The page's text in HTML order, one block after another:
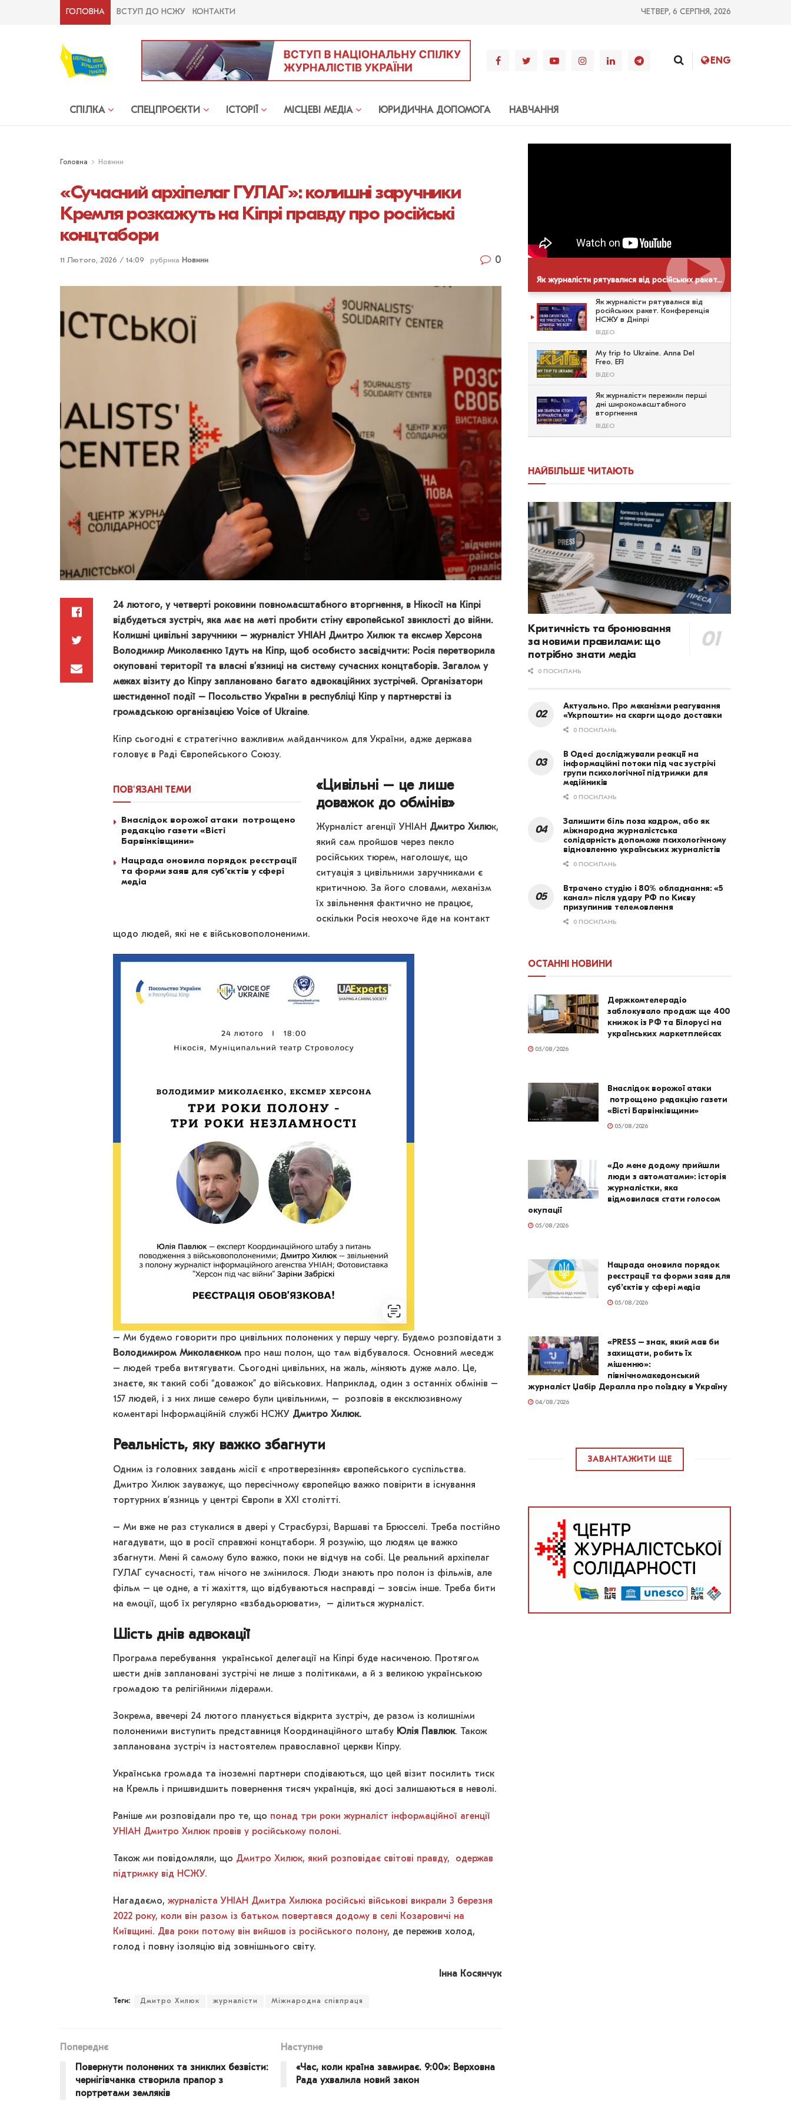
ГОЛОВНА ВСТУП ДО НСЖУ КОНТАКТИ ЧЕТВЕР, 6 СЕРПНЯ, 2026
ENG
СПІЛКА СПЕЦПРОЄКТИ ІСТОРІЇ МIСЦЕВI МЕДIА ЮРИДИЧНА ДОПОМОГА НАВЧАННЯ
Головна Новини
«Сучасний архіпелаг ГУЛАГ»: колишні заручники
Кремля розкажуть на Кіпрі правду про російські
концтабори
11 Лютого, 2026 / 14:09 рубрика Новини 0
24 лютого, у четверті роковини повномасштабного вторгнення, в Нікосії на Кіпрі
відбудеться зустріч, яка має на меті пробити стіну європейської звиклості до війни.
Колишні цивільні заручники – журналіст УНІАН Дмитро Хилюк та ексмер Херсона
Володимир Миколаєнко їдуть на Кіпр, щоб особисто засвідчити: Росія перетворила
окуповані території та власні в’язниці на систему сучасних концтаборів. Загалом у
межах візиту до Кіпру заплановано багато адвокаційних зустрічей. Організатори
шестиденної події – Посольство України в республіці Кіпр у партнерстві із
громадською організацією Voice of Ukraine.
Кіпр сьогодні є стратегічно важливим майданчиком для України, адже держава
головує в Раді Європейського Союзу.
ПОВ'ЯЗАНІ ТЕМИ
Внаслідок ворожої атаки потрощено
редакцію газети «Вісті
Барвінківщини»
Нацрада оновила порядок реєстрації
та форми заяв для суб’єктів у сфері
медіа
«Цивільні – це лише
доважок до обмінів»
Журналіст агенції УНІАН Дмитро Хилюк,
який сам пройшов через пекло
російських тюрем, наголошує, що
ситуація з цивільними заручниками є
критичною. За його словами, механізм
їх звільнення фактично не працює,
оскільки Росія неохоче йде на контакт
щодо людей, які не є військовополоненими.
– Ми будемо говорити про цивільних полонених у першу чергу. Будемо розповідати з
Володимиром Миколаєнкомпро наш полон, що там відбувалося. Основний меседж
– людей треба витягувати. Сьогодні цивільних, на жаль, міняють дуже мало. Це,
знаєте, як такий собі “доважок” до військових. Наприклад, один з останніх обмінів –
157 людей, і з них лише семеро були цивільними, – розповів в ексклюзивному
коментарі Інформаційній службі НСЖУ Дмитро Хилюк.
Реальність, яку важко збагнути
Одним із головних завдань місії є «протверезіння» європейського суспільства.
Дмитро Хилюк зауважує, що пересічному європейцю важко повірити в існування
тортурних в’язниць у центрі Європи в XXI столітті.
– Ми вже не раз стукалися в двері у Страсбурзі, Варшаві та Брюсселі. Треба постійно
нагадувати, що в росії справжні концтабори. Я розумію, що людям це важко
збагнути. Мені й самому було важко, поки не відчув на собі. Це реальний архіпелаг
ГУЛАГ сучасності, там нічого не змінилося. Люди знають про полон із фільмів, але
фільм – це одне, а ті жахіття, що відбуваються насправді – зовсім інше. Треба бити
на емоції, щоб їх регулярно «взбадьорювати», – ділиться журналіст.
Шість днів адвокації
Програма перебування української делегації на Кіпрі буде насиченою. Протягом
шести днів заплановані зустрічі не лише з політиками, а й з великою українською
громадою та релігійними лідерами.
Зокрема, ввечері 24 лютого планується відкрита зустріч, де разом із колишніми
полоненими виступить представниця Координаційного штабу Юлія Павлюк. Також
запланована зустріч із настоятелем православної церкви Кіпру.
Українська громада та іноземні партнери сподіваються, що цей візит посилить тиск
на Кремль і пришвидшить повернення тисяч українців, які досі залишаються в неволі.
Раніше ми розповідали про те, що понад три роки журналіст інформаційної агенції
УНІАН Дмитро Хилюк провів у російському полоні.
Також ми повідомляли, що Дмитро Хилюк, який розповідає світові правду, одержав
підтримку від НСЖУ.
Нагадаємо, журналіста УНІАН Дмитра Хилюка російські військові викрали 3 березня
2022 року, коли він разом із батьком повертався додому в селі Козаровичі на
Київщині. Два роки потому він вийшов із російського полону, де пережив холод,
голод і повну ізоляцію від зовнішнього світу.
Інна Косянчук
Теги: Дмитро Хилюк журналісти Міжнародна співпраця
Попереднє
Повернути полонених та зниклих безвісти:
чернігівчанка створила прапор з
портретами земляків
Наступне
«Час, коли країна завмирає. 9:00»: Верховна
Рада ухвалила новий закон
Як журналісти рятувалися від російських ракет. Конференція НСЖУ в Дніпрі
Як журналісти рятувалися від
російських ракет. Конференція
НСЖУ в Дніпрі
ВІДЕО
My trip to Ukraine. Anna Del
Freo. EFJ
ВІДЕО
Як журналісти пережили перші
дні широкомасштабного
вторгнення
ВІДЕО
НАЙБІЛЬШЕ ЧИТАЮТЬ
Критичність та бронювання
за новими правилами: що
потрібно знати медіа
0 ПОСИЛАНЬ
Актуально. Про механізми реагування
«Укрпошти» на скарги щодо доставки
0 ПОСИЛАНЬ
В Одесі досліджували реакції на
інформаційні потоки під час зустрічі
групи психологічної підтримки для
медійників
0 ПОСИЛАНЬ
Залишити біль поза кадром, або як
міжнародна журналістська
солідарність допоможе психологічному
відновленню українських журналістів
0 ПОСИЛАНЬ
Втрачено студію і 80% обладнання: «5
канал» після удару РФ по Києву
призупинив телемовлення
0 ПОСИЛАНЬ
ОСТАННІ НОВИНИ
Держкомтелерадіо
заблокувало продаж ще 400
книжок із РФ та Білорусі на
українських маркетплейсах
05/08/2026
Внаслідок ворожої атаки
потрощено редакцію газети
«Вісті Барвінківщини»
05/08/2026
«До мене додому прийшли
люди з автоматами»: історія
журналістки, яка
відмовилася стати голосом
окупації
05/08/2026
Нацрада оновила порядок
реєстрації та форми заяв для
суб’єктів у сфері медіа
05/08/2026
«PRESS – знак, який мав би
захищати, робить їх
мішенню»:
північномакедонський
журналіст Џабір Дералла про поїздку в Україну
04/08/2026
ЗАВАНТАЖИТИ ЩЕ